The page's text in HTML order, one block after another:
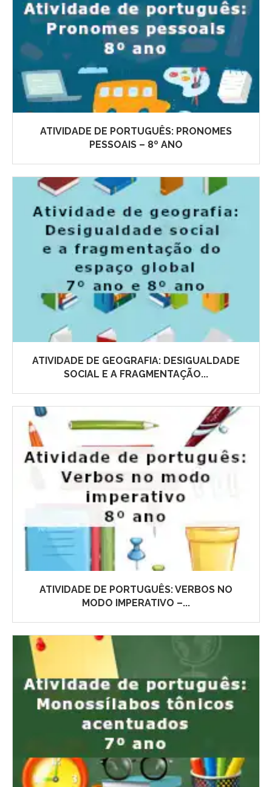
ATIVIDADE DE PORTUGUÊS: PRONOMES
PESSOAIS – 8º ANO
ATIVIDADE DE GEOGRAFIA: DESIGUALDADE
SOCIAL E A FRAGMENTAÇÃO...
ATIVIDADE DE PORTUGUÊS: VERBOS NO
MODO IMPERATIVO –...